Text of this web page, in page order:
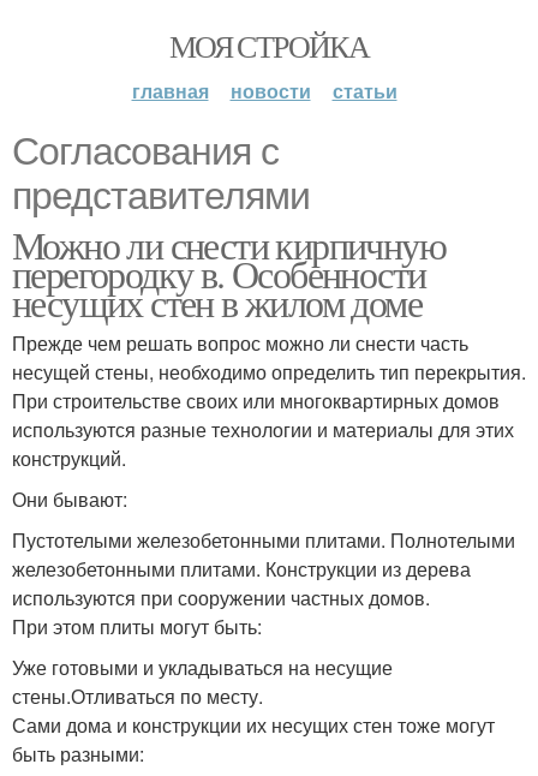
МОЯ СТРОЙКА
главная новости статьи
Согласования с
представителями
Можно ли снести кирпичную
перегородку в. Особенности
несущих стен в жилом доме
Прежде чем решать вопрос можно ли снести часть
несущей стены, необходимо определить тип перекрытия.
При строительстве своих или многоквартирных домов
используются разные технологии и материалы для этих
конструкций.
Они бывают:
Пустотелыми железобетонными плитами. Полнотелыми
железобетонными плитами. Конструкции из дерева
используются при сооружении частных домов.
При этом плиты могут быть:
Уже готовыми и укладываться на несущие
стены.Отливаться по месту.
Сами дома и конструкции их несущих стен тоже могут
быть разными: